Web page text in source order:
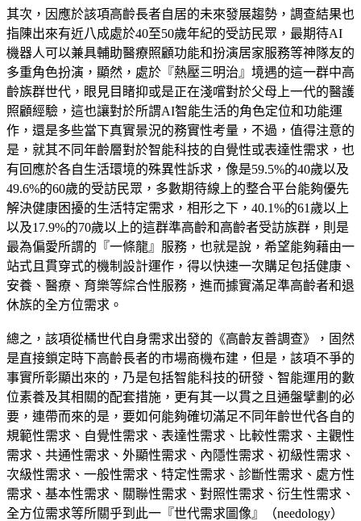
其次，因應於該項高齡長者自居的未來發展趨勢，調查結果也
指陳出來有近八成處於40至50歲年紀的受訪民眾，最期待AI
機器人可以兼具輔助醫療照顧功能和扮演居家服務等神隊友的
多重角色扮演，顯然，處於『熱壓三明治』境遇的這一群中高
齡族群世代，眼見目睹抑或是正在淺嚐對於父母上一代的醫護
照顧經驗，這也讓對於所謂AI智能生活的角色定位和功能運
作，還是多些當下真實景況的務實性考量，不過，值得注意的
是，就其不同年齡層對於智能科技的自覺性或表達性需求，也
有回應於各自生活環境的殊異性訴求，像是59.5%的40歲以及
49.6%的60歲的受訪民眾，多數期待線上的整合平台能夠優先
解決健康困擾的生活特定需求，相形之下，40.1%的61歲以上
以及17.9%的70歲以上的這群準高齡和高齡者受訪族群，則是
最為偏愛所謂的『一條龍』服務，也就是說，希望能夠藉由一
站式且貫穿式的機制設計運作，得以快速一次購足包括健康、
安養、醫療、育樂等綜合性服務，進而據實滿足準高齡者和退
休族的全方位需求。
總之，該項從橘世代自身需求出發的《高齡友善調查》，固然
是直接鎖定時下高齡長者的市場商機布建，但是，該項不爭的
事實所彰顯出來的，乃是包括智能科技的研發、智能運用的數
位素養及其相關的配套措施，更有其一以貫之且通盤擘劃的必
要，連帶而來的是，要如何能夠確切滿足不同年齡世代各自的
規範性需求、自覺性需求、表達性需求、比較性需求、主觀性
需求、共通性需求、外顯性需求、內隱性需求、初級性需求、
次級性需求、一般性需求、特定性需求、診斷性需求、處方性
需求、基本性需求、關聯性需求、對照性需求、衍生性需求、
全方位需求等所關乎到此一『世代需求圖像』（needology）